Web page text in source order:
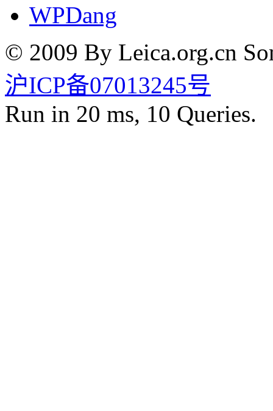
WPDang
© 2009 By Leica.org.cn
沪ICP备07013245号
Run in 20 ms, 10 Queries.